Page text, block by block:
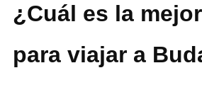
¿Cuál es la
para viajar a